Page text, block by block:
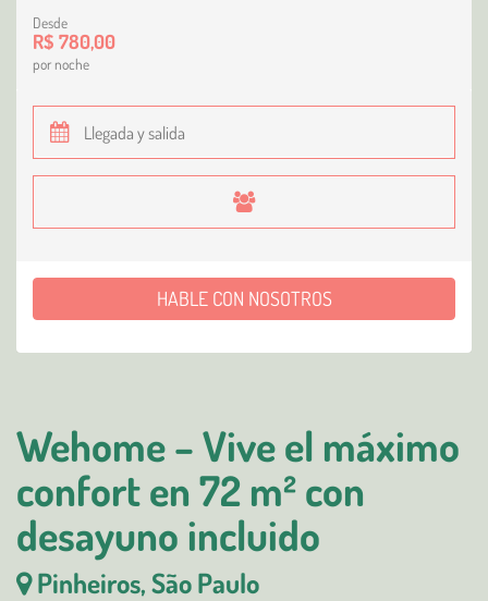
Wehome – Vive el máximo
confort en 72 m² con
desayuno incluido
Pinheiros, São Paulo
Desde
R$ 780,00
por noche
HABLE CON NOSOTROS